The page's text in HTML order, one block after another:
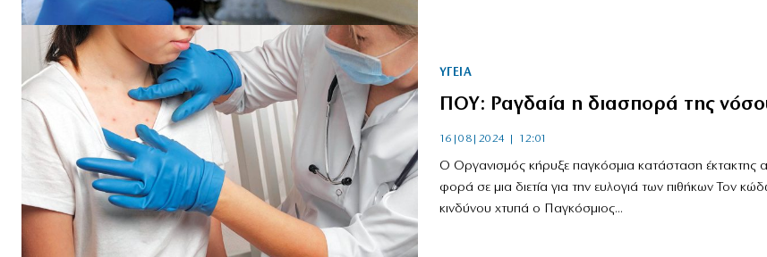
ΥΓΕΙΑ
ΠΟΥ: Ραγδαία η διασπορά της
16|08|2024 | 12:01
Ο Οργανισμός κήρυξε παγκόσμια κατάσταση έκτακτης
φορά σε μια διετία για την ευλογιά των πιθήκων Τον
κινδύνου χτυπά ο Παγκόσμιος...